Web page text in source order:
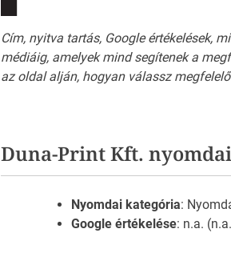
Cím, nyitva tartás, Google értékelések,
médiáig, amelyek mind segítenek a
az oldal alján, hogyan válassz
Duna-Print Kft.
Nyomdai kategória:
Google értékelése: n.a.